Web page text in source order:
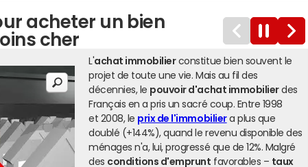
acheter un bien
cher
L'achat immobilierconstitue bien souvent le
projet de toute une vie. Mais au fil des
décennies, le pouvoir d'achat immobilierdes
Français en a pris un sacré coup. Entre 1998
et 2008, le prix de l'immobiliera plus que
doublé (+144%), quand le revenu disponible des
ménages n'a, lui, progressé que de 12%. Malgré
des conditions d'emprunt favorables – taux